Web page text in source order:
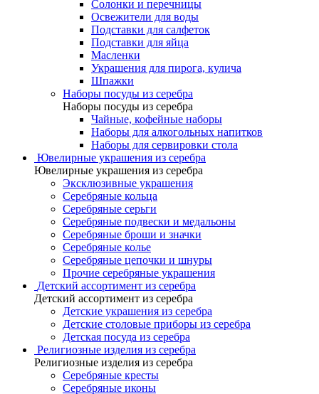
Солонки и перечницы
Освежители для воды
Подставки для салфеток
Подставки для яйца
Масленки
Украшения для пирога, кулича
Шпажки
Наборы посуды из серебра
Наборы посуды из серебра
Чайные, кофейные наборы
Наборы для алкогольных напитков
Наборы для сервировки стола
Ювелирные украшения из серебра
Ювелирные украшения из серебра
Эксклюзивные украшения
Серебряные кольца
Серебряные серьги
Серебряные подвески и медальоны
Серебряные броши и значки
Серебряные колье
Серебряные цепочки и шнуры
Прочие серебряные украшения
Детский ассортимент из серебра
Детский ассортимент из серебра
Детские украшения из серебра
Детские столовые приборы из серебра
Детская посуда из серебра
Религиозные изделия из серебра
Религиозные изделия из серебра
Серебряные кресты
Серебряные иконы